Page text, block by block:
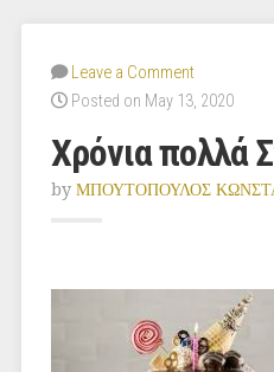
Leave a Comment
Posted on May 13, 2020
Χρόνια πολλά
by ΜΠΟΥΤΟΠΟΥΛΟΣ